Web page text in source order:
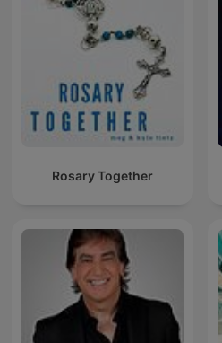
Rosary Together